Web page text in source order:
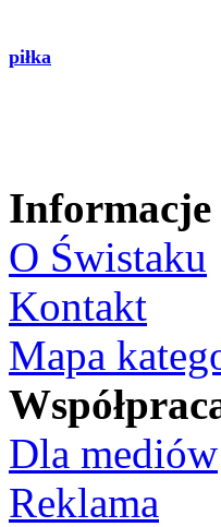
piłka
Informacje
O Świstaku
Kontakt
Mapa
Dla mediów
Reklama